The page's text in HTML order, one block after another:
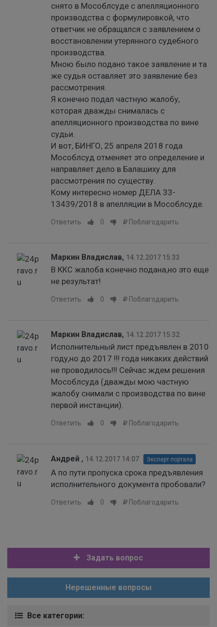
снято в Мособлсуде с апелляционного
производства с формулировкой, что
ответчик не обращался с заявлением о
восстановлении утерянного судебного
производства.
Мною было подано такое заявление и та
же судья оставляет это заявление без
рассмотрения.
Я конечно подал частную жалобу,
которая дважды снималась с
апелляционного производства по вине
судьи.
И вот, БИНГО, 25 апреля 2018 года
Мособлсуд отменяет это определение и
направляет дело в Балашиху для
рассмотрения по существу.
Кому интересно номер ДЕЛА 33-
13439/2018 в апелляции в Мособлсуде.
Ответить 0 Поблагодарить
Маркин Владислав, 14.12.2017 15:33
В ККС жалоба конечно подана,но это еще
не результат!
Ответить 0 Поблагодарить
Маркин Владислав, 14.12.2017 15:32
Исполнительный лист предъявлен в 2010
году,но до 2017 !!! года никаких действий
не проводилось!!! Сейчас ждем решения
Мособлсуда (дважды мою частную
жалобу снимали с производства по вине
первой инстанции).
Ответить 0 Поблагодарить
Андрей , 14.12.2017 14:07 Эксперт портала
А по пути пропуска срока предъявления
исполнительного документа пробовали?
Ответить 0 Поблагодарить
Задать вопрос
Нерешенные вопросы
Все категории: